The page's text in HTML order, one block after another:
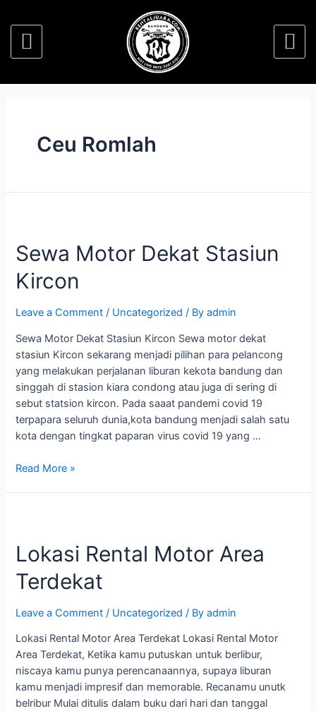
Ceu Romlah
Sewa Motor Dekat Stasiun
Kircon
Leave a Comment / Uncategorized / Byadmin
Sewa Motor Dekat Stasiun Kircon Sewa motor dekat
stasiun Kircon sekarang menjadi pilihan para pelancong
yang melakukan perjalanan liburan kekota bandung dan
singgah di stasion kiara condong atau juga di sering di
sebut statsion kircon. Pada saaat pandemi covid 19
terpapara seluruh dunia,kota bandung menjadi salah satu
kota dengan tingkat paparan virus covid 19 yang …
Read More »
Lokasi Rental Motor Area
Terdekat
Leave a Comment / Uncategorized / Byadmin
Lokasi Rental Motor Area Terdekat Lokasi Rental Motor
Area Terdekat, Ketika kamu putuskan untuk berlibur,
niscaya kamu punya perencanaannya, supaya liburan
kamu menjadi impresif dan memorable. Recanamu unutk
belribur Mulai ditulis dalam buku dari hari dan tanggal